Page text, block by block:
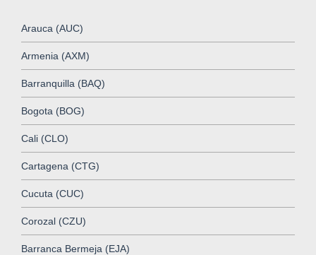
Arauca (AUC)
Armenia (AXM)
Barranquilla (BAQ)
Bogota (BOG)
Cali (CLO)
Cartagena (CTG)
Cucuta (CUC)
Corozal (CZU)
Barranca Bermeja (EJA)